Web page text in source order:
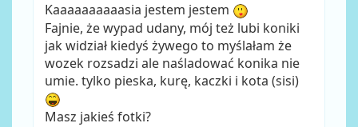
Kaaaaaaaaaasia jestem jestem
Fajnie, że wypad udany, mój też lubi koniki
jak widział kiedyś żywego to myślałam że
wozek rozsadzi ale naśladować konika nie
umie. tylko pieska, kurę, kaczki i kota (sisi)
Masz jakieś fotki?